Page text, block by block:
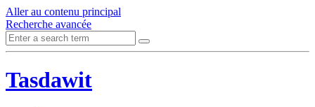
Aller au contenu principal
Recherche avancée
Tasdawit